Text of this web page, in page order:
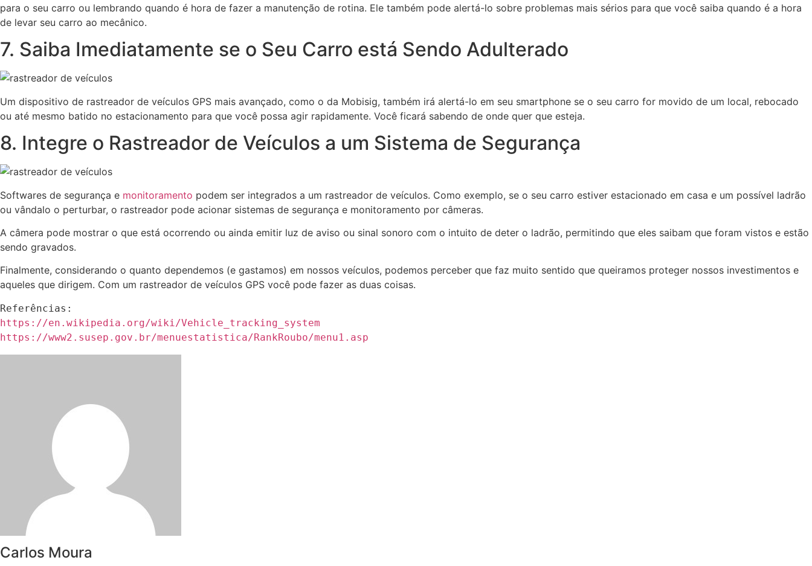
para o seu carro ou lembrando quando é hora de fazer a manutenção de rotina. Ele também pode alertá-lo sobre problemas mais sérios para que você saiba quando é a hora
de levar seu carro ao mecânico.
7. Saiba Imediatamente se o Seu Carro está Sendo Adulterado
Um dispositivo de rastreador de veículos GPS mais avançado, como o da Mobisig, também irá alertá-lo em seu smartphone se o seu carro for movido de um local, rebocado
ou até mesmo batido no estacionamento para que você possa agir rapidamente. Você ficará sabendo de onde quer que esteja.
8. Integre o Rastreador de Veículos a um Sistema de Segurança
Softwares de segurança e monitoramento podem ser integrados a um rastreador de veículos. Como exemplo, se o seu carro estiver estacionado em casa e um possível ladrão
ou vândalo o perturbar, o rastreador pode acionar sistemas de segurança e monitoramento por câmeras.
A câmera pode mostrar o que está ocorrendo ou ainda emitir luz de aviso ou sinal sonoro com o intuito de deter o ladrão, permitindo que eles saibam que foram vistos e estão
sendo gravados.
Finalmente, considerando o quanto dependemos (e gastamos) em nossos veículos, podemos perceber que faz muito sentido que queiramos proteger nossos investimentos e
aqueles que dirigem. Com um rastreador de veículos GPS você pode fazer as duas coisas.
https://en.wikipedia.org/wiki/Vehicle_tracking_system
https://www2.susep.gov.br/menuestatistica/RankRoubo/menu1.asp
Carlos Moura